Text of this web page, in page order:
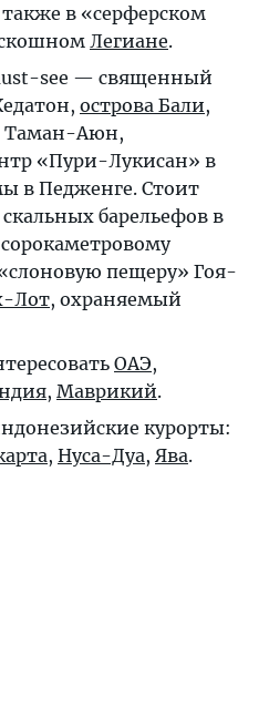
также в «серферском
Легиане.
see — священный
острова Бали,
Taман-Аюн,
«Пури-Лукисан» в
в Педженге. Стоит
барельефов в
пещеру» Гоя-
Лот, охраняемый
ОАЭ,
, Маврикий.
курорты:
, Нуса-Дуа, Ява.